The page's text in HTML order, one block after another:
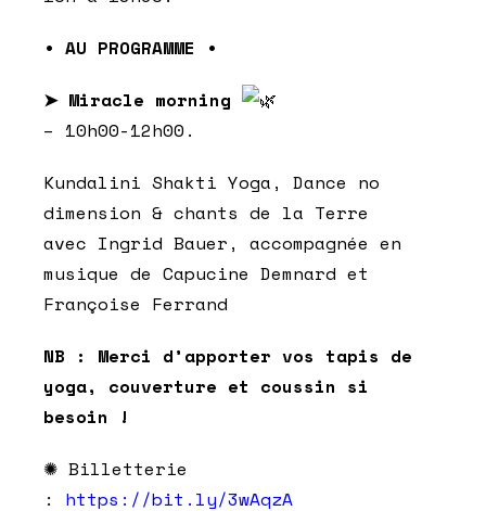
• AU PROGRAMME •
➤ Miracle morning
– 10h00-12h00.
Kundalini Shakti Yoga, Dance no
dimension & chants de la Terre
avec Ingrid Bauer, accompagnée en
musique de Capucine Demnard et
Françoise Ferrand
NB : Merci d’apporter vos tapis de
yoga, couverture et coussin si
besoin !
✺ Billetterie
: https://bit.ly/3wAqzA